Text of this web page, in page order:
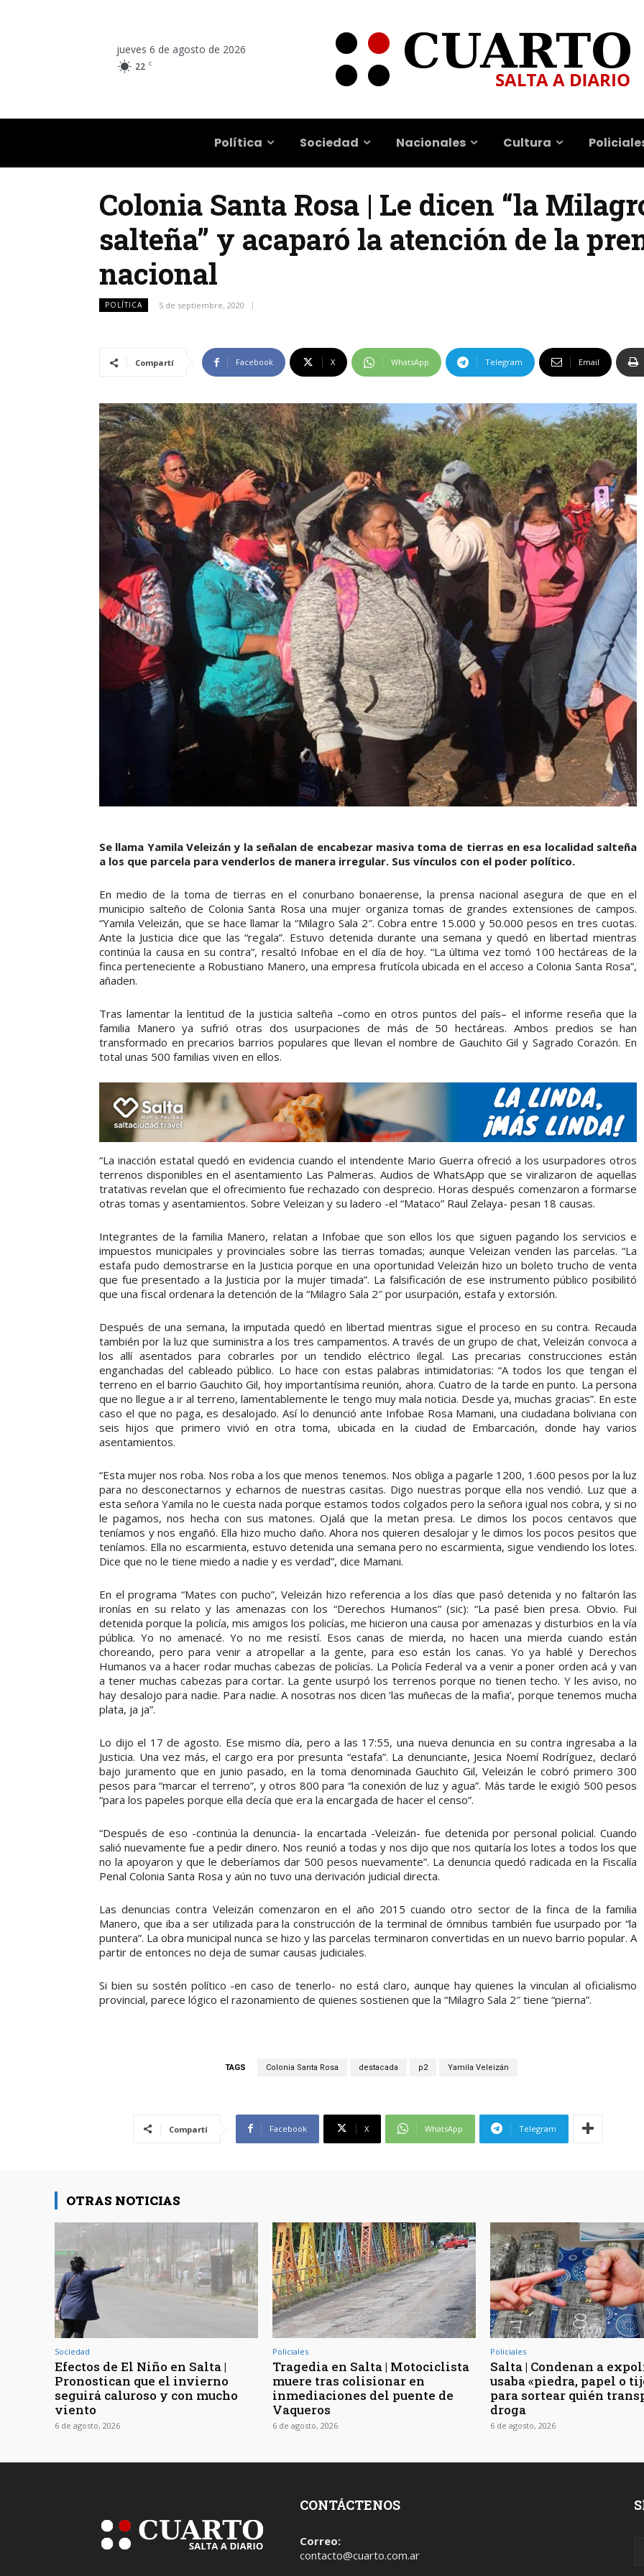
jueves 6 de agosto de 2026
22 C
Política Sociedad Nacionales Cultura
Colonia Santa Rosa | Le dicen “la
salteña” y acaparó la atención de la
nacional
POLÍTICA 5 de septiembre, 2020
Compartí Facebook X WhatsApp Telegram Email
Se llama Yamila Veleizán y la señalan de encabezar masiva toma de tierras en esa localidad salteña
a los que parcela para venderlos de manera irregular. Sus vínculos con el poder político.
En medio de la toma de tierras en el conurbano bonaerense, la prensa nacional asegura de que en el
municipio salteño de Colonia Santa Rosa una mujer organiza tomas de grandes extensiones de campos.
“Yamila Veleizán, que se hace llamar la “Milagro Sala 2″. Cobra entre 15.000 y 50.000 pesos en tres cuotas.
Ante la Justicia dice que las “regala”. Estuvo detenida durante una semana y quedó en libertad mientras
continúa la causa en su contra”, resaltó Infobae en el día de hoy. “La última vez tomó 100 hectáreas de la
finca perteneciente a Robustiano Manero, una empresa frutícola ubicada en el acceso a Colonia Santa Rosa”,
añaden.
Tras lamentar la lentitud de la justicia salteña –como en otros puntos del país– el informe reseña que la
familia Manero ya sufrió otras dos usurpaciones de más de 50 hectáreas. Ambos predios se han
transformado en precarios barrios populares que llevan el nombre de Gauchito Gil y Sagrado Corazón. En
total unas 500 familias viven en ellos.
“La inacción estatal quedó en evidencia cuando el intendente Mario Guerra ofreció a los usurpadores otros
terrenos disponibles en el asentamiento Las Palmeras. Audios de WhatsApp que se viralizaron de aquellas
tratativas revelan que el ofrecimiento fue rechazado con desprecio. Horas después comenzaron a formarse
otras tomas y asentamientos. Sobre Veleizan y su ladero -el “Mataco” Raul Zelaya- pesan 18 causas.
Integrantes de la familia Manero, relatan a Infobae que son ellos los que siguen pagando los servicios e
impuestos municipales y provinciales sobre las tierras tomadas; aunque Veleizan venden las parcelas. “La
estafa pudo demostrarse en la Justicia porque en una oportunidad Veleizán hizo un boleto trucho de venta
que fue presentado a la Justicia por la mujer timada”. La falsificación de ese instrumento público posibilitó
que una fiscal ordenara la detención de la “Milagro Sala 2″ por usurpación, estafa y extorsión.
Después de una semana, la imputada quedó en libertad mientras sigue el proceso en su contra. Recauda
también por la luz que suministra a los tres campamentos. A través de un grupo de chat, Veleizán convoca a
los allí asentados para cobrarles por un tendido eléctrico ilegal. Las precarias construcciones están
enganchadas del cableado público. Lo hace con estas palabras intimidatorias: “A todos los que tengan el
terreno en el barrio Gauchito Gil, hoy importantísima reunión, ahora. Cuatro de la tarde en punto. La persona
que no llegue a ir al terreno, lamentablemente le tengo muy mala noticia. Desde ya, muchas gracias”. En este
caso el que no paga, es desalojado. Así lo denunció ante Infobae Rosa Mamani, una ciudadana boliviana con
seis hijos que primero vivió en otra toma, ubicada en la ciudad de Embarcación, donde hay varios
asentamientos.
“Esta mujer nos roba. Nos roba a los que menos tenemos. Nos obliga a pagarle 1200, 1.600 pesos por la luz
para no desconectarnos y echarnos de nuestras casitas. Digo nuestras porque ella nos vendió. Luz que a
esta señora Yamila no le cuesta nada porque estamos todos colgados pero la señora igual nos cobra, y si no
le pagamos, nos hecha con sus matones. Ojalá que la metan presa. Le dimos los pocos centavos que
teníamos y nos engañó. Ella hizo mucho daño. Ahora nos quieren desalojar y le dimos los pocos pesitos que
teníamos. Ella no escarmienta, estuvo detenida una semana pero no escarmienta, sigue vendiendo los lotes.
Dice que no le tiene miedo a nadie y es verdad”, dice Mamani.
En el programa “Mates con pucho”, Veleizán hizo referencia a los días que pasó detenida y no faltarón las
ironías en su relato y las amenazas con los “Derechos Humanos” (sic): “La pasé bien presa. Obvio. Fui
detenida porque la policía, mis amigos los policías, me hicieron una causa por amenazas y disturbios en la vía
pública. Yo no amenacé. Yo no me resistí. Esos canas de mierda, no hacen una mierda cuando están
choreando, pero para venir a atropellar a la gente, para eso están los canas. Yo ya hablé y Derechos
Humanos va a hacer rodar muchas cabezas de policías. La Policía Federal va a venir a poner orden acá y van
a tener muchas cabezas para cortar. La gente usurpó los terrenos porque no tienen techo. Y les aviso, no
hay desalojo para nadie. Para nadie. A nosotras nos dicen ’las muñecas de la mafia’, porque tenemos mucha
plata, ja ja”.
Lo dijo el 17 de agosto. Ese mismo día, pero a las 17:55, una nueva denuncia en su contra ingresaba a la
Justicia. Una vez más, el cargo era por presunta “estafa”. La denunciante, Jesica Noemí Rodríguez, declaró
bajo juramento que en junio pasado, en la toma denominada Gauchito Gil, Veleizán le cobró primero 300
pesos para “marcar el terreno”, y otros 800 para “la conexión de luz y agua”. Más tarde le exigió 500 pesos
“para los papeles porque ella decía que era la encargada de hacer el censo”.
“Después de eso -continúa la denuncia- la encartada -Veleizán- fue detenida por personal policial. Cuando
salió nuevamente fue a pedir dinero. Nos reunió a todas y nos dijo que nos quitaría los lotes a todos los que
no la apoyaron y que le deberíamos dar 500 pesos nuevamente”. La denuncia quedó radicada en la Fiscalía
Penal Colonia Santa Rosa y aún no tuvo una derivación judicial directa.
Las denuncias contra Veleizán comenzaron en el año 2015 cuando otro sector de la finca de la familia
Manero, que iba a ser utilizada para la construcción de la terminal de ómnibus también fue usurpado por “la
puntera”. La obra municipal nunca se hizo y las parcelas terminaron convertidas en un nuevo barrio popular. A
partir de entonces no deja de sumar causas judiciales.
Si bien su sostén político -en caso de tenerlo- no está claro, aunque hay quienes la vinculan al oficialismo
provincial, parece lógico el razonamiento de quienes sostienen que la “Milagro Sala 2″ tiene “pierna”.
TAGS Colonia Santa Rosa destacada p2 Yamila Veleizán
Compartí Facebook X WhatsApp Telegram
OTRAS NOTICIAS
Sociedad
Efectos de El Niño en Salta |
Pronostican que el invierno
seguirá caluroso y con mucho
viento
6 de agosto, 2026
Policiales
Tragedia en Salta | Motociclista
muere tras colisionar en
inmediaciones del puente de
Vaqueros
6 de agosto, 2026
Policiales
Salta | Condenan a
usaba «piedra, papel o
para sortear quién
droga
6 de agosto, 2026
CONTÁCTENOS
Correo:
contacto@cuarto.com.ar